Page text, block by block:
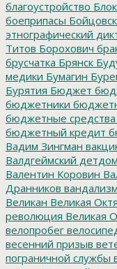
благоустройство
боеприпасы
этнографический
Титов Борохович
брусчатка Брянск
медики Бумагин
Бурятия Бюджет
бюджетники
бюджетные средства
бюджетный кредит
Вадим Зингман
Валдгеймский детдом
Валентин Коровин
Дранников вандализм
Великан Великая
революция Великая
велопробег
весенний призыв
пограничной службы